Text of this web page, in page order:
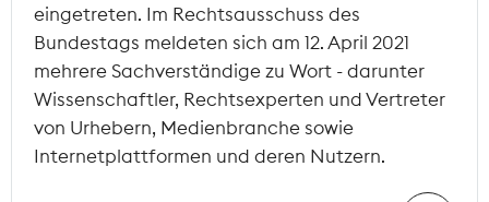
eingetreten. Im Rechtsausschuss des
Bundestags meldeten sich am 12. April 2021
mehrere Sachverständige zu Wort - darunter
Wissenschaftler, Rechtsexperten und Vertreter
von Urhebern, Medienbranche sowie
Internetplattformen und deren Nutzern.